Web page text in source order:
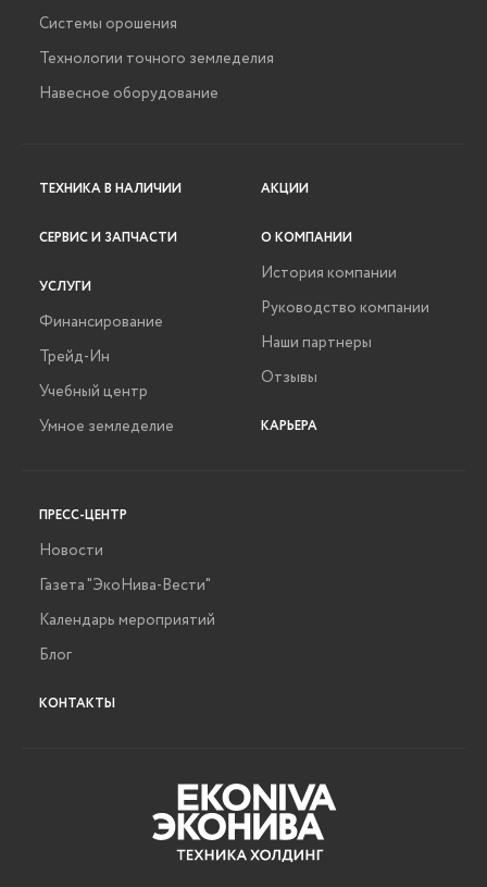
Системы орошения
Технологии точного земледелия
Навесное оборудование
ТЕХНИКА В НАЛИЧИИ
СЕРВИС И ЗАПЧАСТИ
УСЛУГИ
Финансирование
Трейд-Ин
Учебный центр
Умное земледелие
АКЦИИ
О КОМПАНИИ
История компании
Руководство компании
Наши партнеры
Отзывы
КАРЬЕРА
ПРЕСС-ЦЕНТР
Новости
Газета "ЭкоНива-Вести"
Календарь мероприятий
Блог
КОНТАКТЫ